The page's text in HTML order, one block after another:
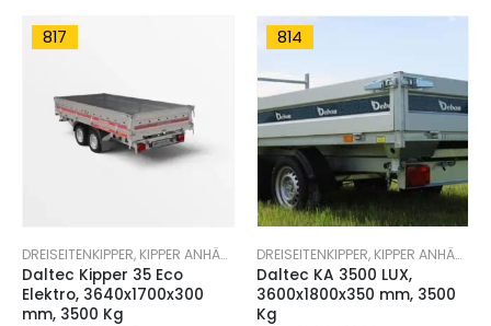
817
DREISEITENKIPPER, KIPPER ANHÄNGER
Daltec Kipper 35 Eco
Elektro, 3640x1700x300
mm, 3500 Kg
814
DREISEITENKIPPER, KIPPER ANHÄNGER
Daltec KA 3500 LUX,
3600x1800x350 mm, 3500
Kg